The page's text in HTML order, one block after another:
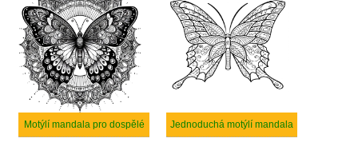
Motýlí mandala pro dospělé Jednoduchá motýlí mandala